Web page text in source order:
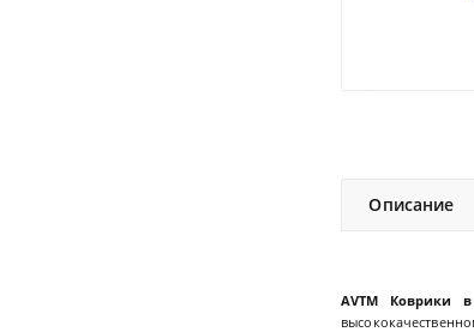
Описание
AVTM Коврики